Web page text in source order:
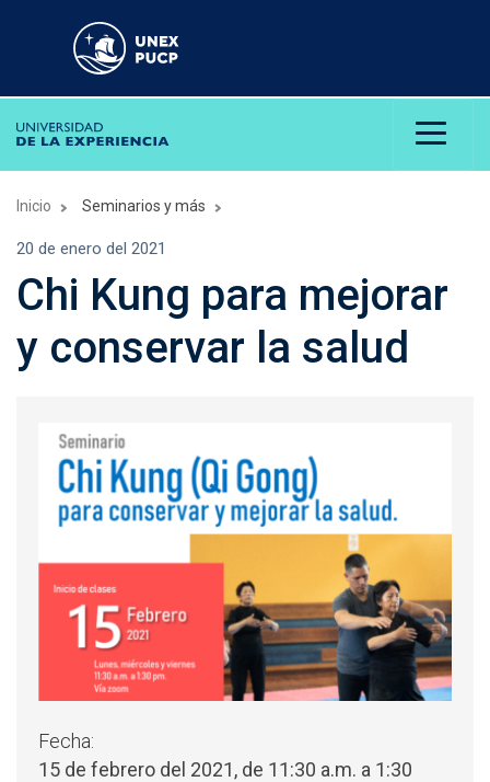
Inicio Seminarios y más
20 de enero del 2021
Chi Kung para mejorar
y conservar la salud
Fecha:
15 de febrero del 2021, de 11:30 a.m. a 1:30